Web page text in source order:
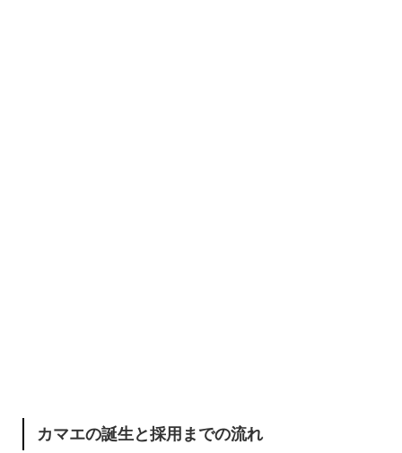
カマエの誕生と採用までの流れ